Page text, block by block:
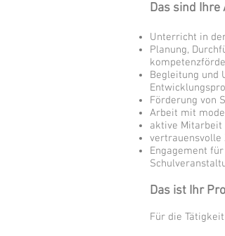
Das sind Ihre
Unterricht in
Planung,
Begleitung und
Förderung von
Arbeit mit
aktive Mitarbeit
vertrauensvolle
Engagement
Das ist Ihr
Für die